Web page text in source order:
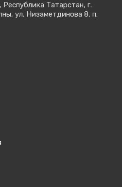
Татарстан, г.
ул. Низаметдинова 8, п.